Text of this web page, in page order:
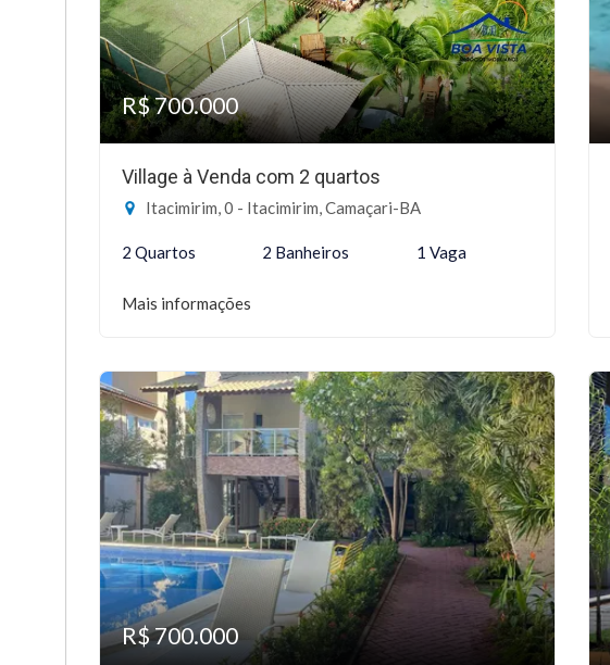
R$ 700.000
Village à Venda com 2 quartos
Itacimirim, 0 - Itacimirim, Camaçari-BA
2 Quartos 2 Banheiros 1 Vaga
Mais informações
R$ 700.000